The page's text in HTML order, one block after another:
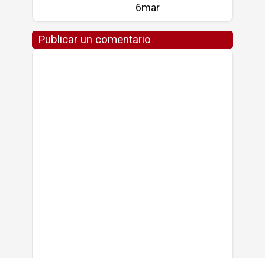
6mar
Publicar un comentario